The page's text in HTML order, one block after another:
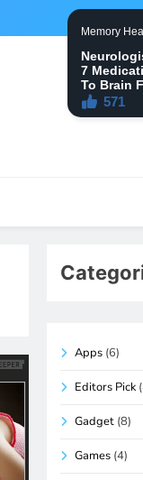
Apps (6)
Editors Pick
Gadget (8)
Games (4)